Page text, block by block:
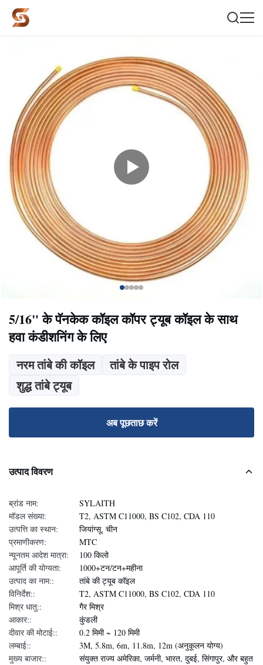
5/16" के पॅनकेक कॉइल कॉपर ट्यूब कॉइल के साथ
हवा कंडीशनिंग के लिए
नरम तांबे की कॉइल
तांबे के पाइप रोल
शुद्ध तांबे ट्यूब
अब पूछताछ करें
उत्पाद विवरण
ब्रांड नाम:
SYLAITH
मॉडल संख्या:
T2, ASTM C11000, BS C102, CDA 110
उत्पत्ति का स्थान:
जियांग्सू, चीन
प्रमाणीकरण:
MTC
न्यूनतम आदेश मात्रा:
100 किलो
आपूर्ति की योग्यता:
1000+टन/टन+महीना
उत्पाद का नाम::
तांबे की ट्यूब कॉइल
विनिर्देश::
T2, ASTM C11000, BS C102, CDA 110
मिश्र धातु::
गैर मिश्र
आकार::
कुंडली
दीवार की मोटाई::
0.2 मिमी ~ 120 मिमी
लम्बाई::
3M, 5.8m, 6m, 11.8m, 12m (अनुकूलन योग्य)
मुख्य बाजार::
संयुक्त राज्य अमेरिका, जर्मनी, भारत, दुबई, सिंगापुर, और बहुत